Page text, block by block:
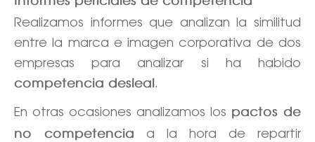
Realizamos informes que analizan la similitud
entre la marca e imagen corporativa de dos
empresas para analizar si ha habido
competencia desleal .
En otras ocasiones analizamos los pactos de
no competencia
a la hora de repartir